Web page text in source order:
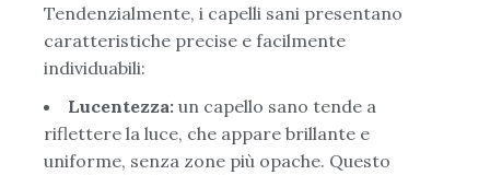
Tendenzialmente, i capelli sani presentano
caratteristiche precise e facilmente
individuabili:
Lucentezza: un capello sano tende a
riflettere la luce, che appare brillante e
uniforme, senza zone più opache. Questo